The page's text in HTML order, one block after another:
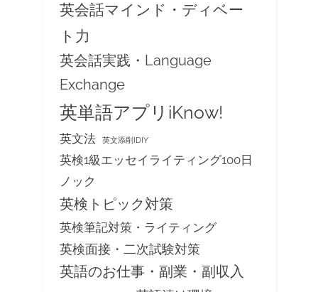
英会話マインド・ディベー
ト力
英会話実践・Language
Exchange
英単語アプリiKnow!
英文法 英文添削IDIY
英検1級エッセイライティング100日
ノック
英検トピック対策
英検筆記対策・ライティング
英検面接・二次試験対策
英語のお仕事・副業・副収入